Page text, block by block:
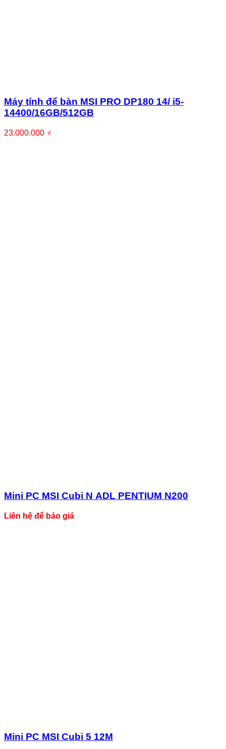
Máy tính để bàn MSI PRO DP180 14/ i5-
14400/16GB/512GB
23.000.000 ₫
Mini PC MSI Cubi N ADL PENTIUM N200
Liên hệ để báo giá
Mini PC MSI Cubi 5 12M